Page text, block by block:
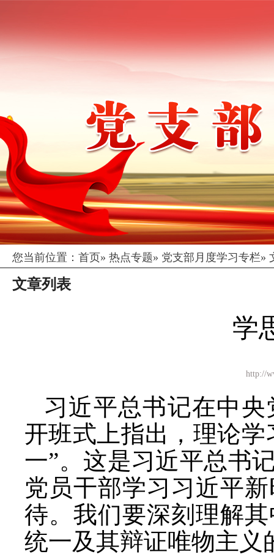
您当前位置： 首页» 热点专题» 党支部月度学习专栏»
文章列表
学
http://
习近平总书记在中
开班式上指出，理论学
一”。这是习近平总书
党员干部学习习近平
待。我们要深刻理解
统一及其辩证唯物主义